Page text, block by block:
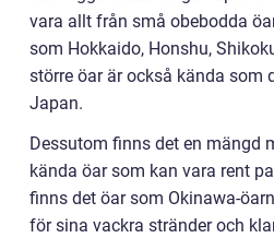
vara allt från små obebodda
som Hokkaido, Honshu,
större öar är också kända som
Japan.
Dessutom finns det en mängd
kända öar som kan vara rent
finns det öar som Okinawa-
för sina vackra stränder och